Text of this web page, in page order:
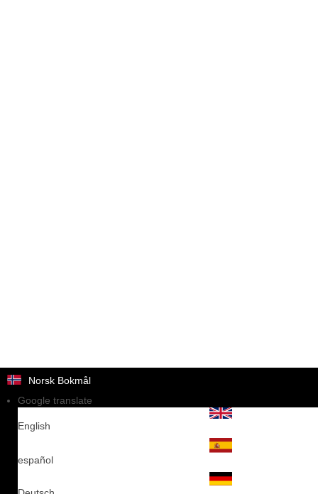
Norsk Bokmål
Google translate
English
español